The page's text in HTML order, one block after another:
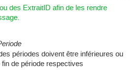
des ExtraitID afin de les rendre
périodes doivent être inférieures ou
de période respectives